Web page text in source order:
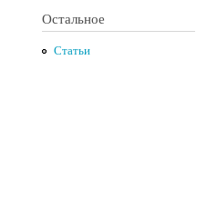
Остальное
Статьи